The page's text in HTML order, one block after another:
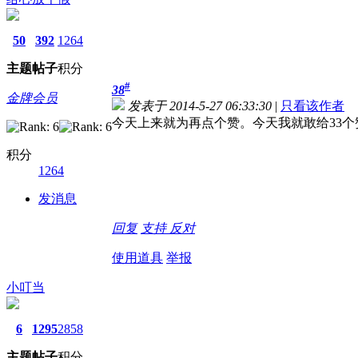
50
主题
392
帖子
1264
积分
金牌会员
积分
1264
发消息
38#
发表于 2014-5-27 06:33:30 | 只看该作者
今天上来就为再点个赞。今天我就敢给33
回复 支持 反对
使用道具 举报
小叮当
6 12952858